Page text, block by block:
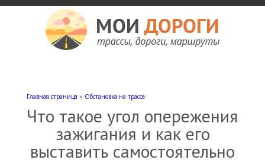
Главная страница » Обстановка на трассе
Что такое угол опережения
зажигания и как его
выставить самостоятельно